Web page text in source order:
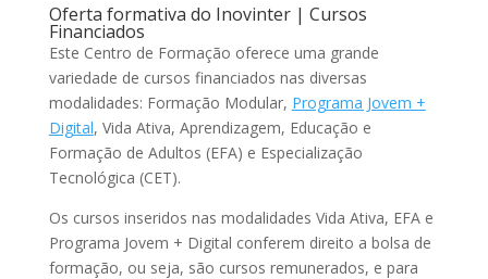
Oferta formativa do Inovinter | Cursos
Financiados
Este Centro de Formação oferece uma grande
variedade de cursos financiados nas diversas
modalidades: Formação Modular, Programa Jovem +
Digital, Vida Ativa, Aprendizagem, Educação e
Formação de Adultos (EFA) e Especialização
Tecnológica (CET).
Os cursos inseridos nas modalidades Vida Ativa, EFA e
Programa Jovem + Digital conferem direito a bolsa de
formação, ou seja, são cursos remunerados, e para